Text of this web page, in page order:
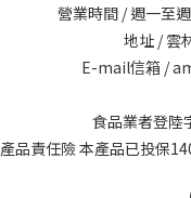
營業時間 / 週一至
地址 / 雲
E-mail信箱 /
食品業者登陸
產品責任險 本產品已投保